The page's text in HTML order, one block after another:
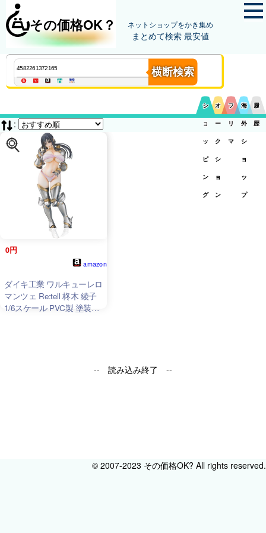
その価格OK？ ネットショップをかき集め
まとめて検索 最安値
横断検索
シ
ョ
ッ
ピ
ン
グ
オ
ー
ク
シ
ョ
ン
フ
リ
マ
海
外
シ
ョ
ッ
プ
履
歴
:
0円
amazon
ダイキ工業 ワルキューレロ
マンツェ Re:tell 柊木 綾子
1/6スケール PVC製 塗装済
-- 読み込み終了 --
© 2007-2023 その価格OK? All rights reserved.